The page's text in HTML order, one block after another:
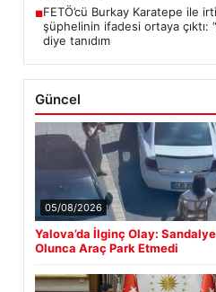
■FETÖ’cü Burkay Karatepe ile
şüphelinin ifadesi ortaya çıktı:
diye tanıdım
Güncel
05/08/2026
Yalova’da İlginç Olay:
Olunca Araç Park Etmedi